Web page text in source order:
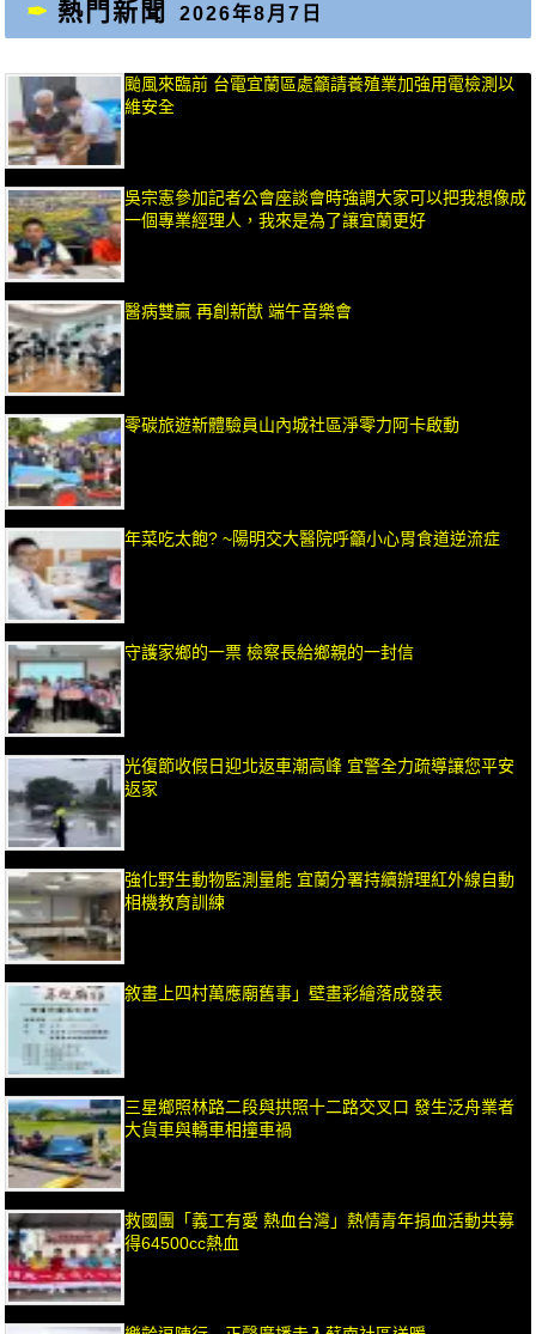
熱門新聞 2026年8月7日
颱風來臨前 台電宜蘭區處籲請養殖業加強用電檢測以
維安全
吳宗憲參加記者公會座談會時強調大家可以把我想像成
一個專業經理人，我來是為了讓宜蘭更好
醫病雙贏 再創新猷 端午音樂會
零碳旅遊新體驗員山內城社區淨零力阿卡啟動
年菜吃太飽? ~陽明交大醫院呼籲小心胃食道逆流症
守護家鄉的一票 檢察長給鄉親的一封信
光復節收假日迎北返車潮高峰 宜警全力疏導讓您平安
返家
強化野生動物監測量能 宜蘭分署持續辦理紅外線自動
相機教育訓練
敘畫上四村萬應廟舊事」壁畫彩繪落成發表
三星鄉照林路二段與拱照十二路交叉口 發生泛舟業者
大貨車與轎車相撞車禍
救國團「義工有愛 熱血台灣」熱情青年捐血活動共募
得64500cc熱血